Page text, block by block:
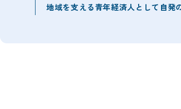
地域を支える青年経済人として自発